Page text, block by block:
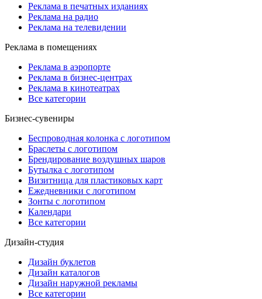
Реклама в печатных изданиях
Реклама на радио
Реклама на телевидении
Реклама в помещениях
Реклама в аэропорте
Реклама в бизнес-центрах
Реклама в кинотеатрах
Все категории
Бизнес-сувениры
Беспроводная колонка с логотипом
Браслеты с логотипом
Брендирование воздушных шаров
Бутылка с логотипом
Визитница для пластиковых карт
Ежедневники с логотипом
Зонты с логотипом
Календари
Все категории
Дизайн-студия
Дизайн буклетов
Дизайн каталогов
Дизайн наружной рекламы
Все категории